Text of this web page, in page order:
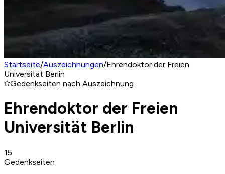
Startseite/Auszeichnungen/Ehrendoktor der Freien
Universität Berlin
Gedenkseiten nach Auszeichnung
Ehrendoktor der Freien
Universität Berlin
15
Gedenkseiten